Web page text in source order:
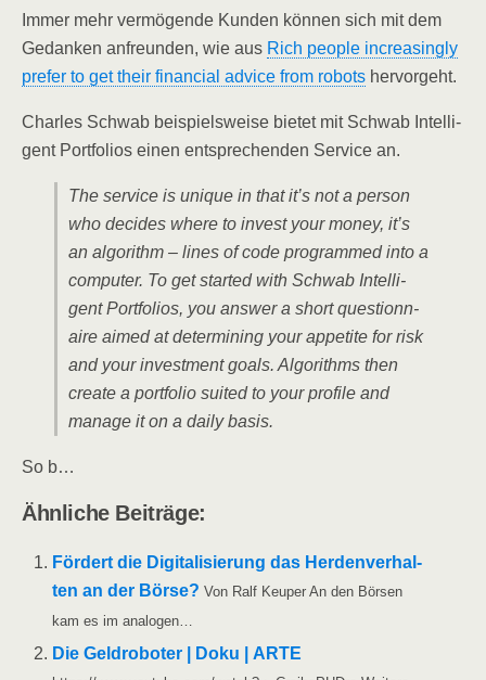
Immer mehr ver­mö­gen­de Kun­den kön­nen sich mit dem
Gedan­ken anfreun­den, wie aus Rich peo­p­le incre­asing­ly
pre­fer to get their finan­cial advice from robots hervorgeht.
Charles Schwab bei­spiels­wei­se bie­tet mit Schwab Intel­li­
gent Port­fo­li­os einen ent­spre­chen­den Ser­vice an.
The ser­vice is uni­que in that it’s not a per­son
who deci­des whe­re to invest your money, it’s
an algo­rithm – lines of code pro­grammed into a
com­pu­ter. To get star­ted with Schwab Intel­li­
gent Port­fo­li­os, you ans­wer a short ques­ti­on­n­
aire aimed at deter­mi­ning your appe­ti­te for risk
and your invest­ment goals. Algo­rith­ms then
crea­te a port­fo­lio sui­ted to your pro­fi­le and
mana­ge it on a dai­ly basis.
So b…
Ähn­li­che Beiträge:
För­dert die Digi­ta­li­sie­rung das Her­den­ver­hal­
ten an der Bör­se? Von Ralf Keu­per An den Bör­sen
kam es im analogen…
Die Geld­ro­bo­ter | Doku | ARTE